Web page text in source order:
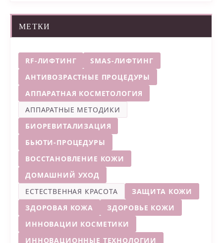
МЕТКИ
RF-ЛИФТИНГ
SMAS-ЛИФТИНГ
АНТИВОЗРАСТНЫЕ ПРОЦЕДУРЫ
АППАРАТНАЯ КОСМЕТОЛОГИЯ
АППАРАТНЫЕ МЕТОДИКИ
БИОРЕВИТАЛИЗАЦИЯ
БЬЮТИ-ПРОЦЕДУРЫ
ВОССТАНОВЛЕНИЕ КОЖИ
ДОМАШНИЙ УХОД
ЕСТЕСТВЕННАЯ КРАСОТА
ЗАЩИТА КОЖИ
ЗДОРОВАЯ КОЖА
ЗДОРОВЬЕ КОЖИ
ИННОВАЦИИ КОСМЕТИКИ
ИННОВАЦИОННЫЕ ТЕХНОЛОГИИ